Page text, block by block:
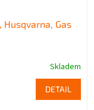
Gas
Skladem
DETAIL